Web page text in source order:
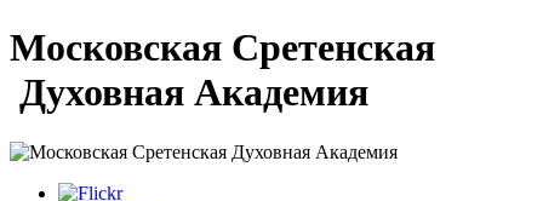
Московская Сретенская
Духовная Академия